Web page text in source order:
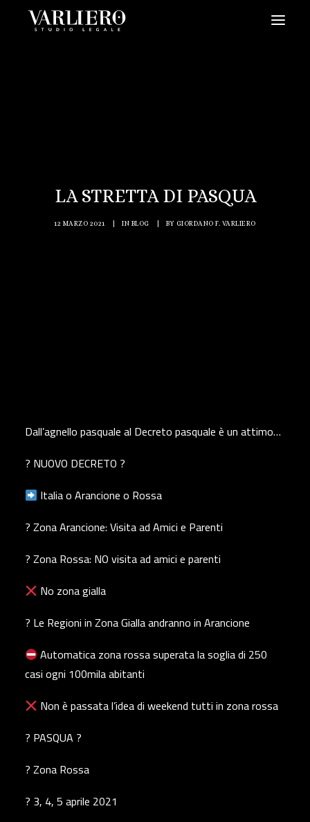
VIDEOLA STRETTA DI PASQUA
12 MARZO 2021 IN BLOG BY GIORDANO F. VARLIERO
Dall’agnello pasquale al Decreto pasquale è un attimo…
? NUOVO DECRETO ?
Italia o Arancione o Rossa
? Zona Arancione: Visita ad Amici e Parenti
? Zona Rossa: NO visita ad amici e parenti
No zona gialla
? Le Regioni in Zona Gialla andranno in Arancione
Automatica zona rossa superata la soglia di 250
casi ogni 100mila abitanti
Non è passata l’idea di weekend tutti in zona rossa
? PASQUA ?
? Zona Rossa
? 3, 4, 5 aprile 2021